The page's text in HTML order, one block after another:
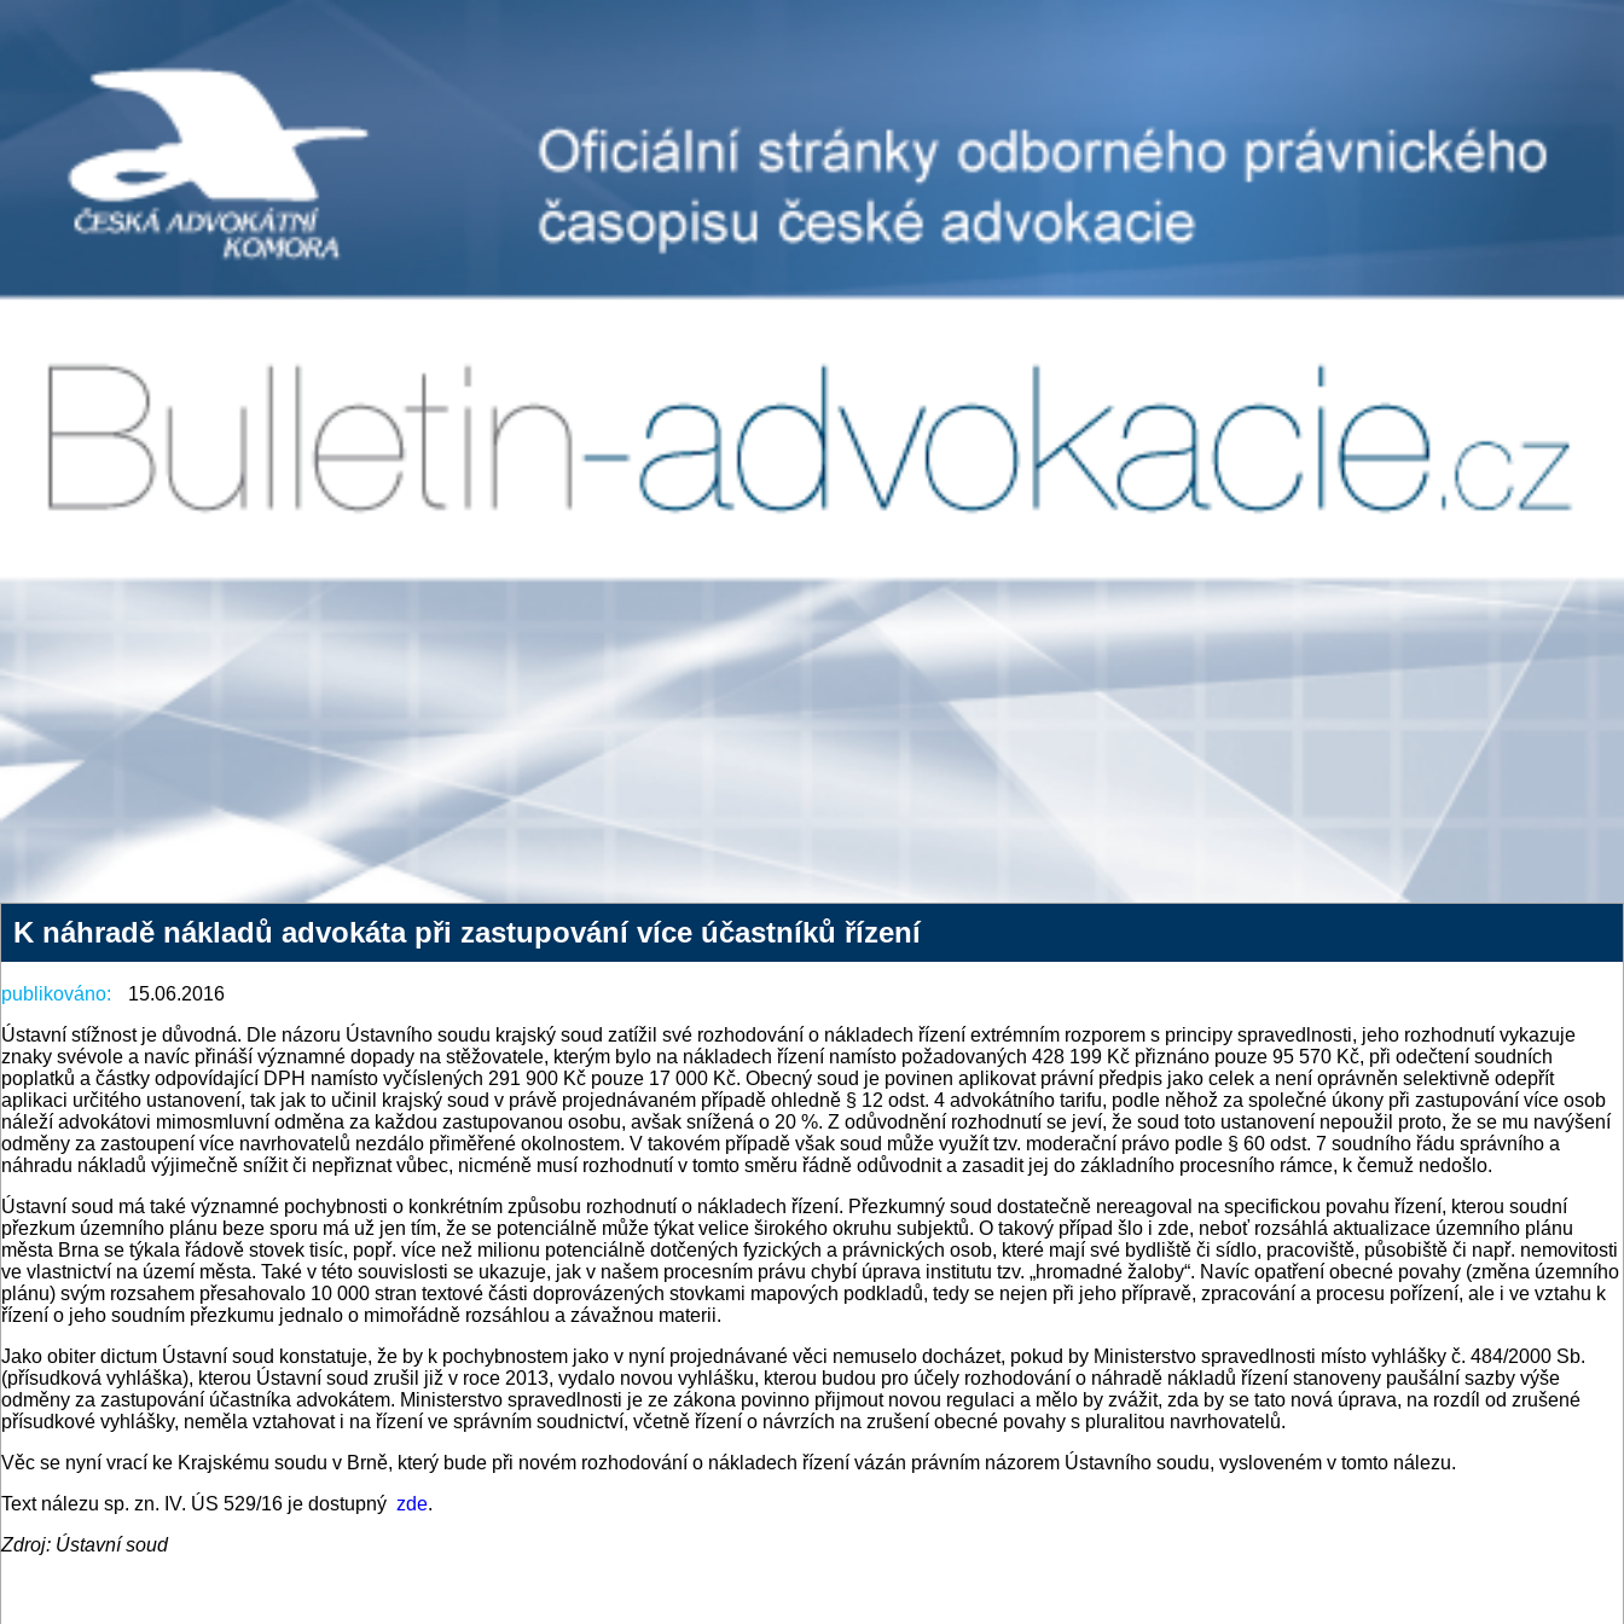
K náhradě nákladů advokáta při zastupování více účastníků řízení
publikováno:
15.06.2016
Ústavní stížnost je důvodná. Dle názoru Ústavního soudu krajský soud zatížil své rozhodování o nákladech řízení extrémním rozporem s principy spravedlnosti, jeho rozhodnutí vykazuje
znaky svévole a navíc přináší významné dopady na stěžovatele, kterým bylo na nákladech řízení namísto požadovaných 428 199 Kč přiznáno pouze 95 570 Kč, při odečtení soudních
poplatků a částky odpovídající DPH namísto vyčíslených 291 900 Kč pouze 17 000 Kč. Obecný soud je povinen aplikovat právní předpis jako celek a není oprávněn selektivně odepřít
aplikaci určitého ustanovení, tak jak to učinil krajský soud v právě projednávaném případě ohledně § 12 odst. 4 advokátního tarifu, podle něhož za společné úkony při zastupování více osob
náleží advokátovi mimosmluvní odměna za každou zastupovanou osobu, avšak snížená o 20 %. Z odůvodnění rozhodnutí se jeví, že soud toto ustanovení nepoužil proto, že se mu navýšení
odměny za zastoupení více navrhovatelů nezdálo přiměřené okolnostem. V takovém případě však soud může využít tzv. moderační právo podle § 60 odst. 7 soudního řádu správního a
náhradu nákladů výjimečně snížit či nepřiznat vůbec, nicméně musí rozhodnutí v tomto směru řádně odůvodnit a zasadit jej do základního procesního rámce, k čemuž nedošlo.
Ústavní soud má také významné pochybnosti o konkrétním způsobu rozhodnutí o nákladech řízení. Přezkumný soud dostatečně nereagoval na specifickou povahu řízení, kterou soudní
přezkum územního plánu beze sporu má už jen tím, že se potenciálně může týkat velice širokého okruhu subjektů. O takový případ šlo i zde, neboť rozsáhlá aktualizace územního plánu
města Brna se týkala řádově stovek tisíc, popř. více než milionu potenciálně dotčených fyzických a právnických osob, které mají své bydliště či sídlo, pracoviště, působiště či např. nemovitosti
ve vlastnictví na území města. Také v této souvislosti se ukazuje, jak v našem procesním právu chybí úprava institutu tzv. „hromadné žaloby“. Navíc opatření obecné povahy (změna územního
plánu) svým rozsahem přesahovalo 10 000 stran textové části doprovázených stovkami mapových podkladů, tedy se nejen při jeho přípravě, zpracování a procesu pořízení, ale i ve vztahu k
řízení o jeho soudním přezkumu jednalo o mimořádně rozsáhlou a závažnou materii.
Jako obiter dictum Ústavní soud konstatuje, že by k pochybnostem jako v nyní projednávané věci nemuselo docházet, pokud by Ministerstvo spravedlnosti místo vyhlášky č. 484/2000 Sb.
(přísudková vyhláška), kterou Ústavní soud zrušil již v roce 2013, vydalo novou vyhlášku, kterou budou pro účely rozhodování o náhradě nákladů řízení stanoveny paušální sazby výše
odměny za zastupování účastníka advokátem. Ministerstvo spravedlnosti je ze zákona povinno přijmout novou regulaci a mělo by zvážit, zda by se tato nová úprava, na rozdíl od zrušené
přísudkové vyhlášky, neměla vztahovat i na řízení ve správním soudnictví, včetně řízení o návrzích na zrušení obecné povahy s pluralitou navrhovatelů.
Věc se nyní vrací ke Krajskému soudu v Brně, který bude při novém rozhodování o nákladech řízení vázán právním názorem Ústavního soudu, vysloveném v tomto nálezu.
Text nálezu sp. zn. IV. ÚS 529/16 je dostupný zde.
Zdroj: Ústavní soud